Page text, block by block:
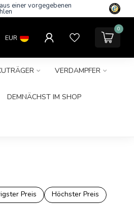
einer vorgegebenen
EUR
0
VERDAMPFER
DEMNÄCHST IM SHOP
Preis
Höchster Preis